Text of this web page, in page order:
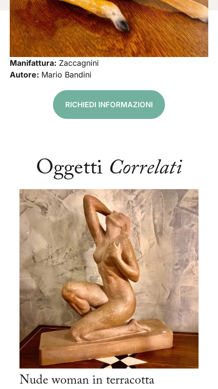
Manifattura: Zaccagnini
Autore: Mario Bandini
RICHIEDI INFORMAZIONI
Oggetti Correlati
Nude woman in terracotta